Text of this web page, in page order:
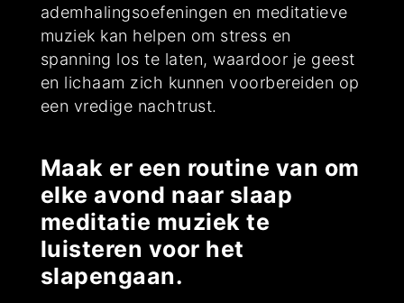
ademhalingsoefeningen en meditatieve
muziek kan helpen om stress en
spanning los te laten, waardoor je geest
en lichaam zich kunnen voorbereiden op
een vredige nachtrust.
Maak er een routine van om
elke avond naar slaap
meditatie muziek te
luisteren voor het
slapengaan.